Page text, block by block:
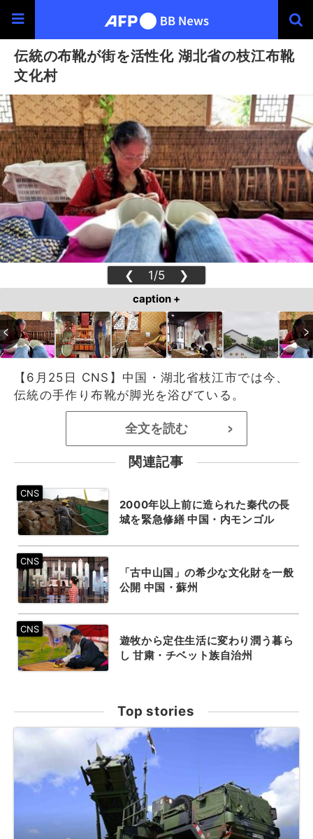
伝統の布靴が街を活性化 湖北省の枝江布靴
文化村
❮ 1/5 ❯
caption +
【6月25日 CNS】中国・湖北省枝江市では今、
伝統の手作り布靴が脚光を浴びている。
全文を読む >
関連記事
2000年以上前に造られた秦代の長
城を緊急修繕 中国・内モンゴル
「古中山国」の希少な文化財を一般
公開 中国・蘇州
遊牧から定住生活に変わり潤う暮ら
し 甘粛・チベット族自治州
Top stories